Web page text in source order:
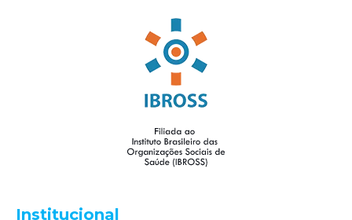
Institucional